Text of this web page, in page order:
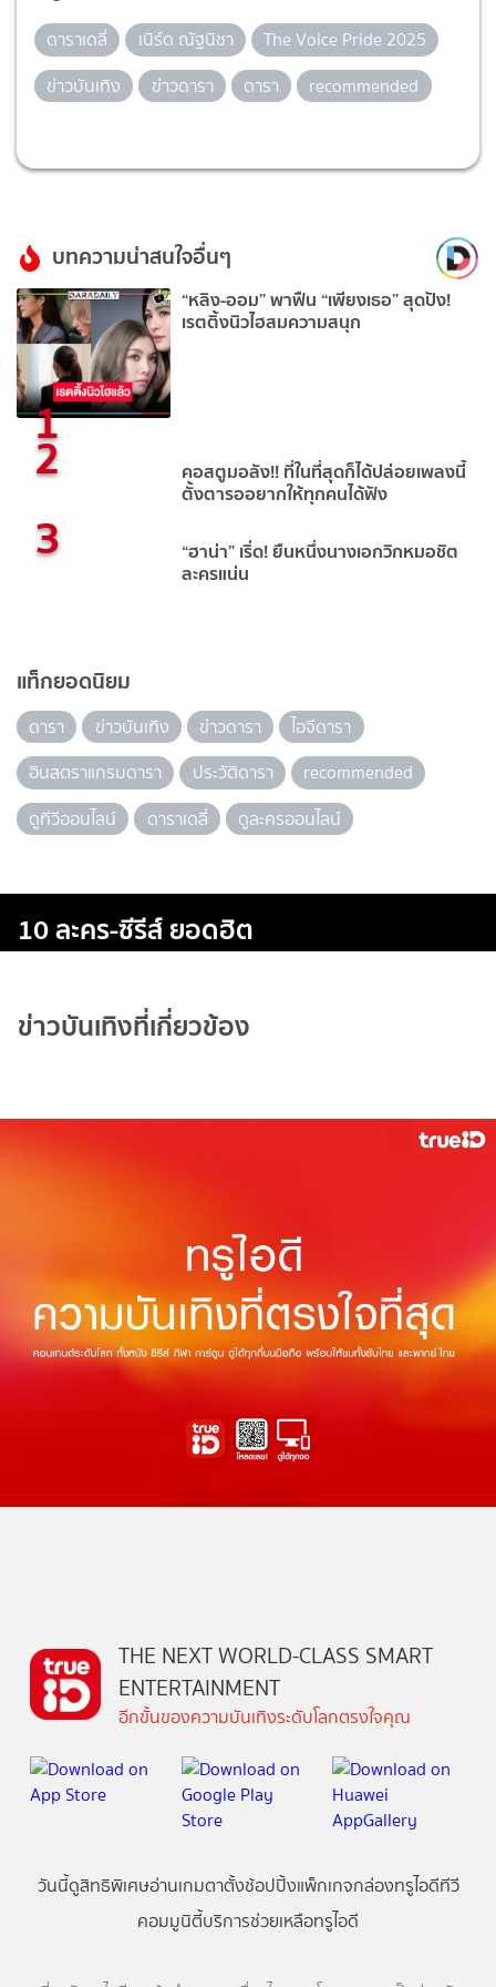
ดาราเดลี่ เนิร์ด ณัฐนิชา
The Voice Pride 2025
ข่าวบันเทิง
ข่าวดารา ดารา recommended
บทความน่าสนใจอื่นๆ
1
“หลิง-ออม” พาฟืน “เพียงเธอ” สุดปัง!
เรตติ้งนิวไฮสมความสนุก
2 คอสตูมอลัง!! ที่ในที่สุดก็ได้ปล่อยเพลงนี้
ตั้งตารออยากให้ทุกคนได้ฟัง
3 “ฮาน่า” เริ่ด! ยืนหนึ่งนางเอกวิกหมอชิต
ละครแน่น
แท็กยอดนิยม
ดารา ข่าวบันเทิง ข่าวดารา
ไอจีดารา
อินสตราแกรมดารา
ประวัติดารา
recommended
ดูทีวีออนไลน์
ดาราเดลี่ ดูละครออนไลน์
10 ละคร-ซีรีส์ ยอดฮิต
ข่าวบันเทิงที่เกี่ยวข้อง
THE NEXT WORLD-CLASS SMART
ENTERTAINMENT
อีกขั้นของความบันเทิงระดับโลกตรงใจคุณ
วันนี้ดูสิทธิพิเศษอ่านเกมตาตั้งช้อปปิ้งแพ็กเกจกล่องทรูไอดีทีวี
คอมมูนิตี้บริการช่วยเหลือทรูไอดี